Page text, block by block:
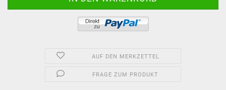
AUF DEN MERKZETTEL
FRAGE ZUM PRODUKT